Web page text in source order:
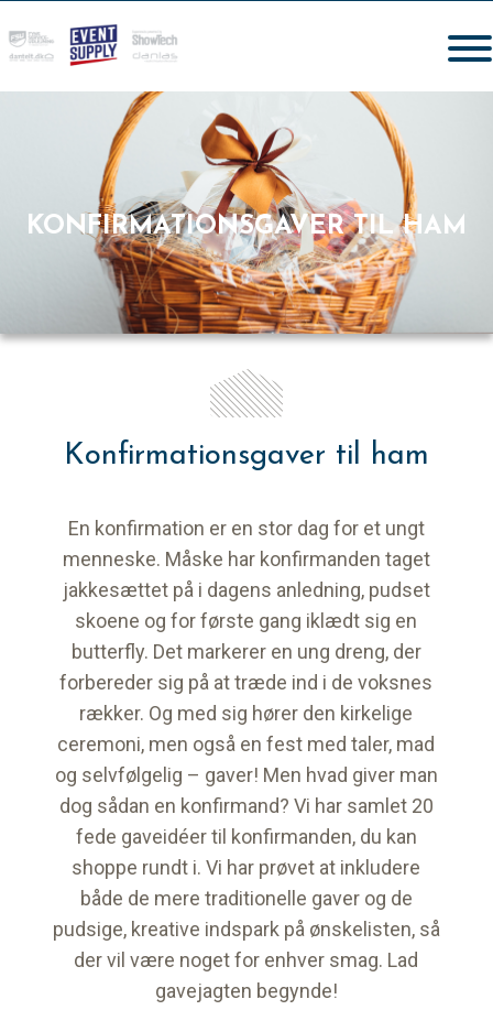
KONFIRMATIONSGAVER TIL HAM
Konfirmationsgaver til ham
En konfirmation er en stor dag for et ungt
menneske. Måske har konfirmanden taget
jakkesættet på i dagens anledning, pudset
skoene og for første gang iklædt sig en
butterfly. Det markerer en ung dreng, der
forbereder sig på at træde ind i de voksnes
rækker. Og med sig hører den kirkelige
ceremoni, men også en fest med taler, mad
og selvfølgelig – gaver! Men hvad giver man
dog sådan en konfirmand? Vi har samlet 20
fede gaveidéer til konfirmanden, du kan
shoppe rundt i. Vi har prøvet at inkludere
både de mere traditionelle gaver og de
pudsige, kreative indspark på ønskelisten, så
der vil være noget for enhver smag. Lad
gavejagten begynde!